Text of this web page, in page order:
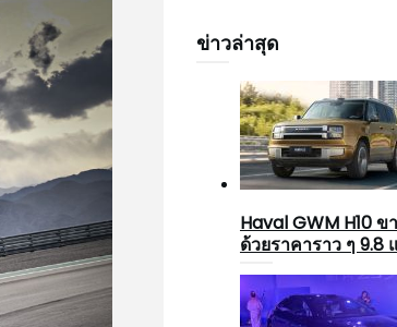
ข่าวล่าสุด
Haval GWM H10
ด้วยราคาราว ๆ 9.8